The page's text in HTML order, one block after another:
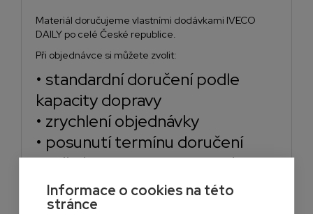
Materiál doručujeme vlastními dodávkami IVECO
DAILY po celé České republice.
Při objednávce si můžete zvolit:
• standardní doručení podle
kapacity dopravy
• zrychlení objednávky
• posunutí termínu doručení
podle harmonogramu stavby
• expresní dovoz do 48 hodin
Informace o cookies na této
stránce